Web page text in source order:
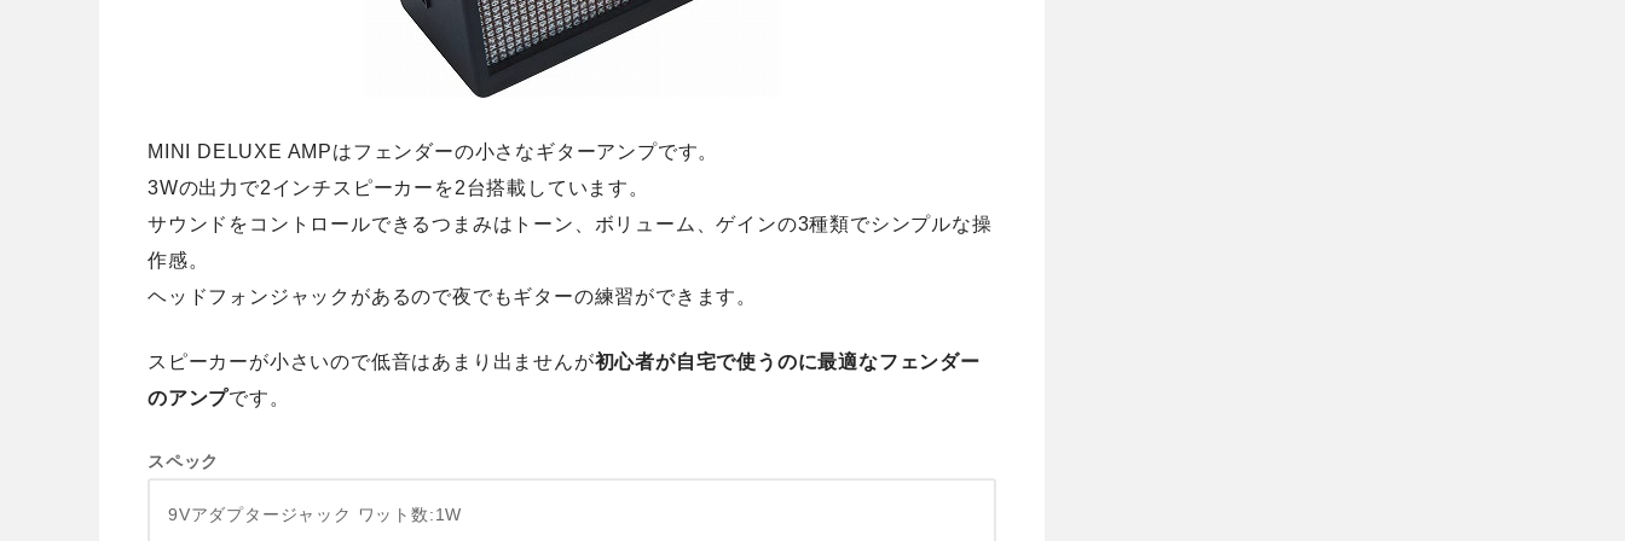
MINI DELUXE AMPはフェンダーの小さなギターアンプです。
3Wの出力で2インチスピーカーを2台搭載しています。
サウンドをコントロールできるつまみはトーン、ボリューム、ゲインの3種類でシンプルな操
作感。
ヘッドフォンジャックがあるので夜でもギターの練習ができます。
スピーカーが小さいので低音はあまり出ませんが初心者が自宅で使うのに最適なフェンダー
のアンプです。
スペック
9Vアダプタージャック ワット数:1W